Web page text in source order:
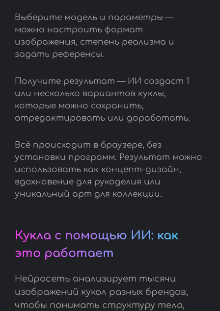
Выберите модель и параметры —
можно настроить формат
изображения, степень реализма и
задать референсы.
Получите результат — ИИ создаст 1
или несколько вариантов куклы,
которые можно сохранить,
отредактировать или доработать.
Всё происходит в браузере, без
установки программ. Результат можно
использовать как концепт-дизайн,
вдохновение для рукоделия или
уникальный арт для коллекции.
Кукла с помощью ИИ: как
это работает
Нейросеть анализирует тысячи
изображений кукол разных брендов,
чтобы понимать структуру тела,